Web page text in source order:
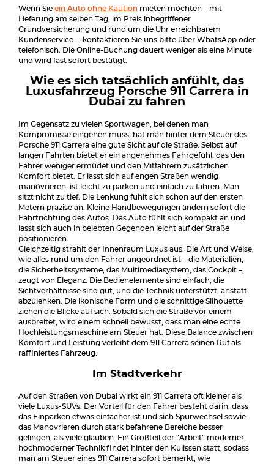
Wenn Sie ein Auto ohne Kaution mieten möchten – mit
Lieferung am selben Tag, im Preis inbegriffener
Grundversicherung und rund um die Uhr erreichbarem
Kundenservice –, kontaktieren Sie uns bitte über WhatsApp oder
telefonisch. Die Online-Buchung dauert weniger als eine Minute
und wird fast sofort bestätigt.
Wie es sich tatsächlich anfühlt, das
Luxusfahrzeug Porsche 911 Carrera in
Dubai zu fahren
Im Gegensatz zu vielen Sportwagen, bei denen man
Kompromisse eingehen muss, hat man hinter dem Steuer des
Porsche 911 Carrera eine gute Sicht auf die Straße. Selbst auf
langen Fahrten bietet er ein angenehmes Fahrgefühl, das den
Fahrer weniger ermüdet und den Mitfahrern zusätzlichen
Komfort bietet. Er lässt sich auf engen Straßen wendig
manövrieren, ist leicht zu parken und einfach zu fahren. Man
sitzt nicht zu tief. Die Lenkung fühlt sich schon auf den ersten
Metern präzise an. Kleine Handbewegungen ändern sofort die
Fahrtrichtung des Autos. Das Auto fühlt sich kompakt an und
lässt sich auch in belebten Gegenden leicht auf der Straße
positionieren.
Gleichzeitig strahlt der Innenraum Luxus aus. Die Art und Weise,
wie alles rund um den Fahrer angeordnet ist – die Materialien,
die Sicherheitssysteme, das Multimediasystem, das Cockpit –,
zeugt von Eleganz. Die Bedienelemente sind einfach, die
Sichtverhältnisse sind gut, und die Technik unterstützt, anstatt
abzulenken. Die ikonische Form und die schnittige Silhouette
ziehen die Blicke auf sich. Sobald sich die Straße vor einem
ausbreitet, wird einem schnell bewusst, dass man eine echte
Hochleistungsmaschine am Steuer hat. Diese Balance zwischen
Komfort und Leistung verleiht dem 911 Carrera seinen Ruf als
raffiniertes Fahrzeug.
Im Stadtverkehr
Auf den Straßen von Dubai wirkt ein 911 Carrera oft kleiner als
viele Luxus-SUVs. Der Vorteil für den Fahrer besteht darin, dass
das Einparken etwas einfacher ist und sich Spurwechsel sowie
das Manövrieren durch stark befahrene Bereiche besser
gelingen, als viele glauben. Ein Großteil der “Arbeit” moderner,
hochmoderner Technik findet hinter den Kulissen statt, sodass
man am Steuer eines 911 Carrera sofort bemerkt, wie